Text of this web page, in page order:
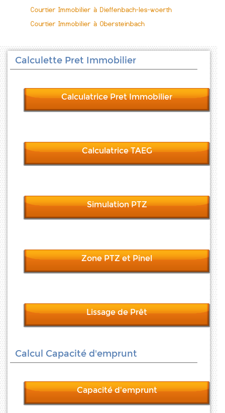
Courtier Immobilier à Dieffenbach-les-woerth
Courtier Immobilier à Obersteinbach
Calculette Pret Immobilier
Calculatrice Pret Immobilier
Calculatrice TAEG
Simulation PTZ
Zone PTZ et Pinel
Lissage de Prêt
Calcul Capacité d'emprunt
Capacité d'emprunt